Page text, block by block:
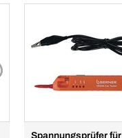
Spannungsprüfer für